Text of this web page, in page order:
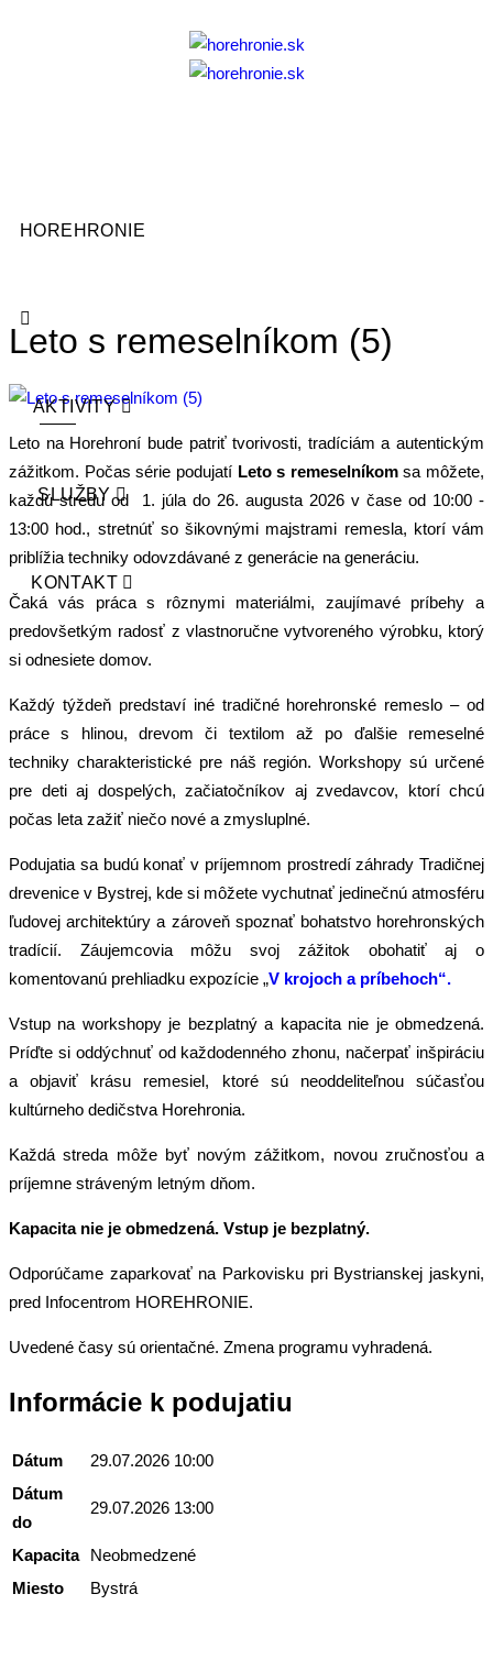
HOREHRONIE
AKTIVITY
SLUŽBY
KONTAKT
Leto s remeselníkom (5)
Leto na Horehroní bude patriť tvorivosti, tradíciám a autentickým
zážitkom. Počas série podujatí Leto s remeselníkomsa môžete,
každú stredu od 1. júla do 26. augusta 2026 v čase od 10:00 -
13:00 hod., stretnúť so šikovnými majstrami remesla, ktorí vám
priblížia techniky odovzdávané z generácie na generáciu.
Čaká vás práca s rôznymi materiálmi, zaujímavé príbehy a
predovšetkým radosť z vlastnoručne vytvoreného výrobku, ktorý
si odnesiete domov.
Každý týždeň predstaví iné tradičné horehronské remeslo – od
práce s hlinou, drevom či textilom až po ďalšie remeselné
techniky charakteristické pre náš región. Workshopy sú určené
pre deti aj dospelých, začiatočníkov aj zvedavcov, ktorí chcú
počas leta zažiť niečo nové a zmysluplné.
Podujatia sa budú konať v príjemnom prostredí záhrady Tradičnej
drevenice v Bystrej, kde si môžete vychutnať jedinečnú atmosféru
ľudovej architektúry a zároveň spoznať bohatstvo horehronských
tradícií. Záujemcovia môžu svoj zážitok obohatiť aj o
komentovanú prehliadku expozície „V krojoch a príbehoch“.
Vstup na workshopy je bezplatný a kapacita nie je obmedzená.
Príďte si oddýchnuť od každodenného zhonu, načerpať inšpiráciu
a objaviť krásu remesiel, ktoré sú neoddeliteľnou súčasťou
kultúrneho dedičstva Horehronia.
Každá streda môže byť novým zážitkom, novou zručnosťou a
príjemne stráveným letným dňom.
Kapacita nie je obmedzená. Vstup je bezplatný.
Odporúčame zaparkovať na Parkovisku pri Bystrianskej jaskyni,
pred Infocentrom HOREHRONIE.
Uvedené časy sú orientačné. Zmena programu vyhradená.
Informácie k podujatiu
Dátum
29.07.2026 10:00
Dátum
do
29.07.2026 13:00
Kapacita
Neobmedzené
Miesto
Bystrá